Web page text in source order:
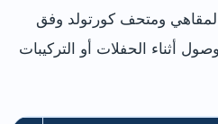
ومتحف كورتولد وفق
أثناء الحفلات أو التركيبات